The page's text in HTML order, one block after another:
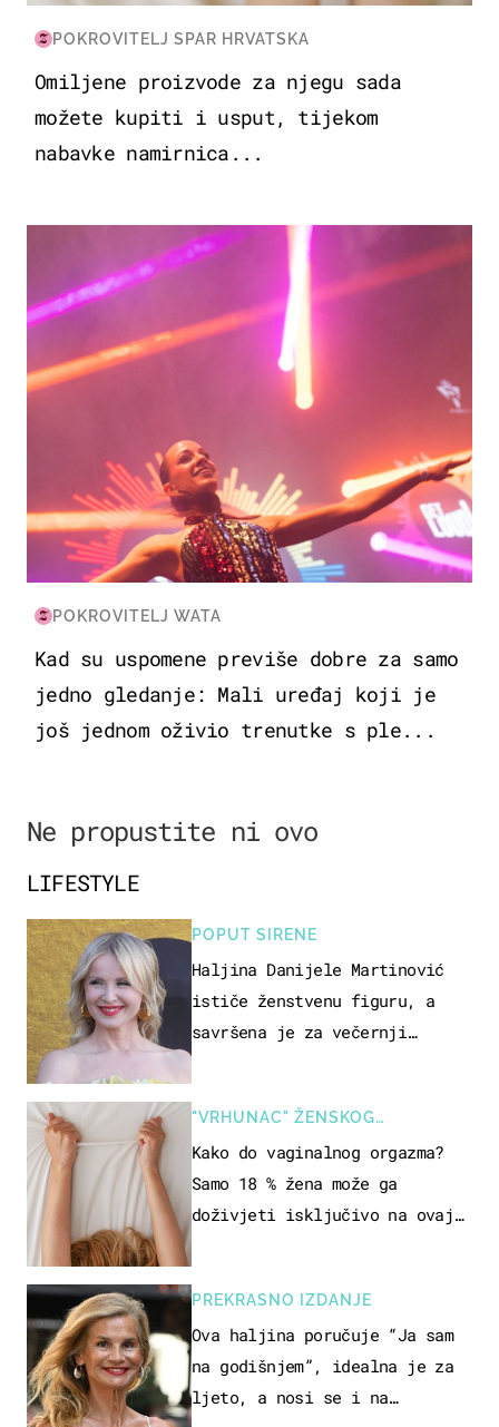
POKROVITELJ SPAR HRVATSKA
Omiljene proizvode za njegu sada
možete kupiti i usput, tijekom
nabavke namirnica...
KULTURA & ZABAVA
POKROVITELJ WATA
Kad su uspomene previše dobre za samo
jedno gledanje: Mali uređaj koji je
još jednom oživio trenutke s ple...
Ne propustite ni ovo
LIFESTYLE
POPUT SIRENE
Haljina Danijele Martinović
ističe ženstvenu figuru, a
savršena je za večernji
"VRHUNAC" ŽENSKOG
SEKSUALNOG ISKUSTVA
Kako do vaginalnog orgazma?
Samo 18 % žena može ga
doživjeti isključivo na ovaj
PREKRASNO IZDANJE
Ova haljina poručuje “Ja sam
na godišnjem”, idealna je za
ljeto, a nosi se i na